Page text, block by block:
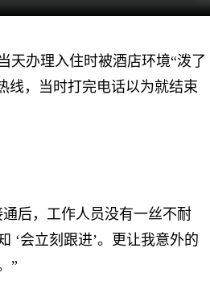
办理入住时被酒店环境“泼了
线，当时打完电话以为就结束
后，工作人员没有一丝不耐
‘会立刻跟进’。更让我意外的
”